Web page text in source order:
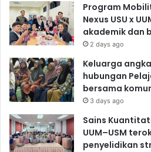
Program
Nexus USU x
akademik dan
2 days ago
Keluarga
hubungan
bersama
3 days ago
Sains
UUM–USM
penyelidikan